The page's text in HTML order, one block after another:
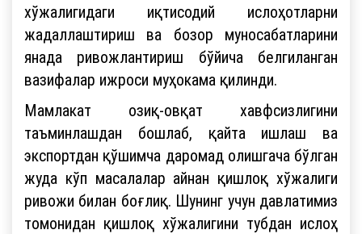
хўжалигидаги иқтисодий ислоҳотларни
жадаллаштириш ва бозор муносабатларини
янада ривожлантириш бўйича белгиланган
вазифалар ижроси муҳокама қилинди.
Мамлакат озиқ-овқат хавфсизлигини
таъминлашдан бошлаб, қайта ишлаш ва
экспортдан қўшимча даромад олишгача бўлган
жуда кўп масалалар айнан қишлоқ хўжалиги
ривожи билан боғлиқ. Шунинг учун давлатимиз
томонидан қишлоқ хўжалигини тубдан ислоҳ